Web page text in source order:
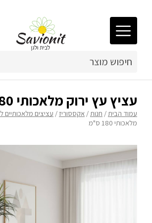
9212883
ריפוד לריהוט גן
פינות זולה
ריהוט גן
מערכות ישיבה וריהוט
עציץ עץ ירוק מלאכותי 180 ס"מ
עמוד הבית/ חנות/ אקססוריז/ עציצים מלאכותיים
מלאכותי 180 ס"מ